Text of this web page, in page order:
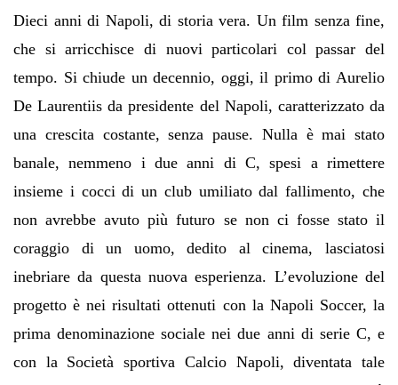
Dieci anni di Napoli, di storia vera. Un film senza fine,
che si arricchisce di nuovi particolari col passar del
tempo. Si chiude un decennio, oggi, il primo di Aurelio
De Laurentiis da presidente del Napoli, caratterizzato da
una crescita costante, senza pause. Nulla è mai stato
banale, nemmeno i due anni di C, spesi a rimettere
insieme i cocci di un club umiliato dal fallimento, che
non avrebbe avuto più futuro se non ci fosse stato il
coraggio di un uomo, dedito al cinema, lasciatosi
inebriare da questa nuova esperienza. L’evoluzione del
progetto è nei risultati ottenuti con la Napoli Soccer, la
prima denominazione sociale nei due anni di serie C, e
con la Società sportiva Calcio Napoli, diventata tale